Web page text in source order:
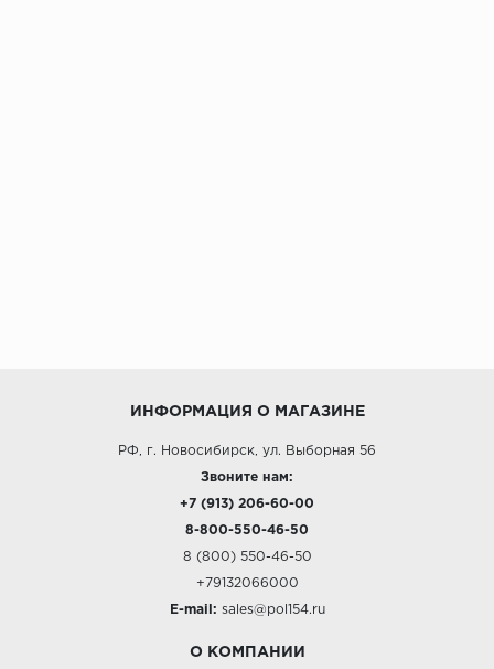
ИНФОРМАЦИЯ О МАГАЗИНЕ
РФ, г. Новосибирск, ул. Выборная 56
Звоните нам:
+7 (913) 206-60-00
8-800-550-46-50
8 (800) 550-46-50
+79132066000
E-mail: sales@pol154.ru
О КОМПАНИИ